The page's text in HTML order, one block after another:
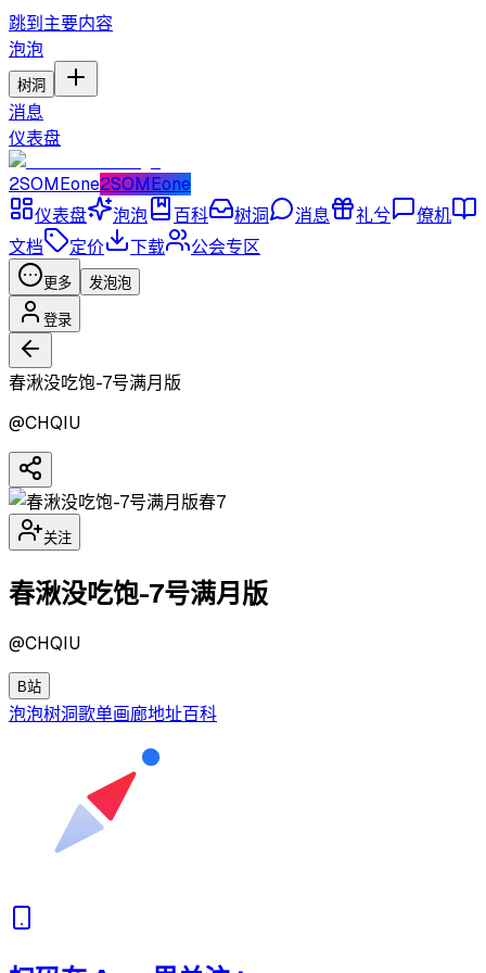
跳到主要内容
泡泡
树洞
消息
仪表盘
2SOMEone2SOMEone
仪表盘
泡泡 百科 树洞 消息 礼兮
僚机
文档
定价 下载 公会专区
更多 发泡泡
登录
春湫没吃饱-7号满月版
@CHQIU
春7
关注
春湫没吃饱-7号满月版
@CHQIU
B站
泡泡树洞歌单画廊地址百科